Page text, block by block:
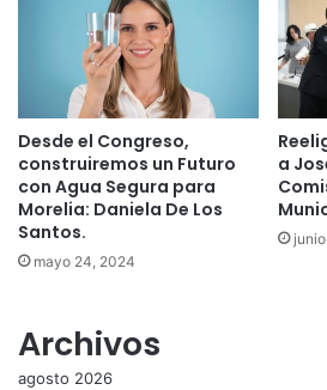
Desde el Congreso,
construiremos un Futuro
con Agua Segura para
Morelia: Daniela De Los
Santos.
mayo 24, 2024
a
Archivos
agosto 2026